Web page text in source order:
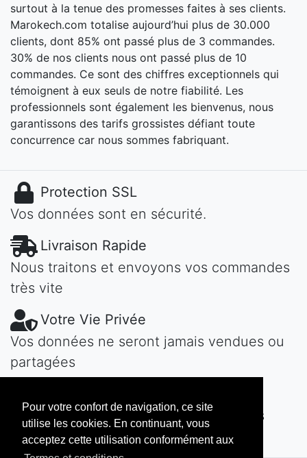
Pour votre confort de navigation, ce site
utilise les cookies. En continuant, vous
acceptez cette utilisation conformément aux
surtout à la tenue des promesses faites à ses clients.
Marokech.com totalise aujourd’hui plus de 30.000
clients, dont 85% ont passé plus de 3 commandes.
30% de nos clients nous ont passé plus de 10
commandes. Ce sont des chiffres exceptionnels qui
témoignent à eux seuls de notre fiabilité. Les
professionnels sont également les bienvenus, nous
garantissons des tarifs grossistes défiant toute
concurrence car nous sommes fabriquant.
Protection SSL
Vos données sont en sécurité.
Livraison Rapide
Nous traitons et envoyons vos commandes
très vite
Votre Vie Privée
Vos données ne seront jamais vendues ou
partagées
Contactez-nous! Nous vous répondons
vite...